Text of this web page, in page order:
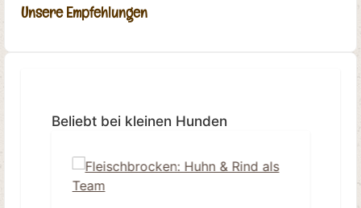
Unsere Empfehlungen
Produktgalerie überspringen
Beliebt bei kleinen Hunden